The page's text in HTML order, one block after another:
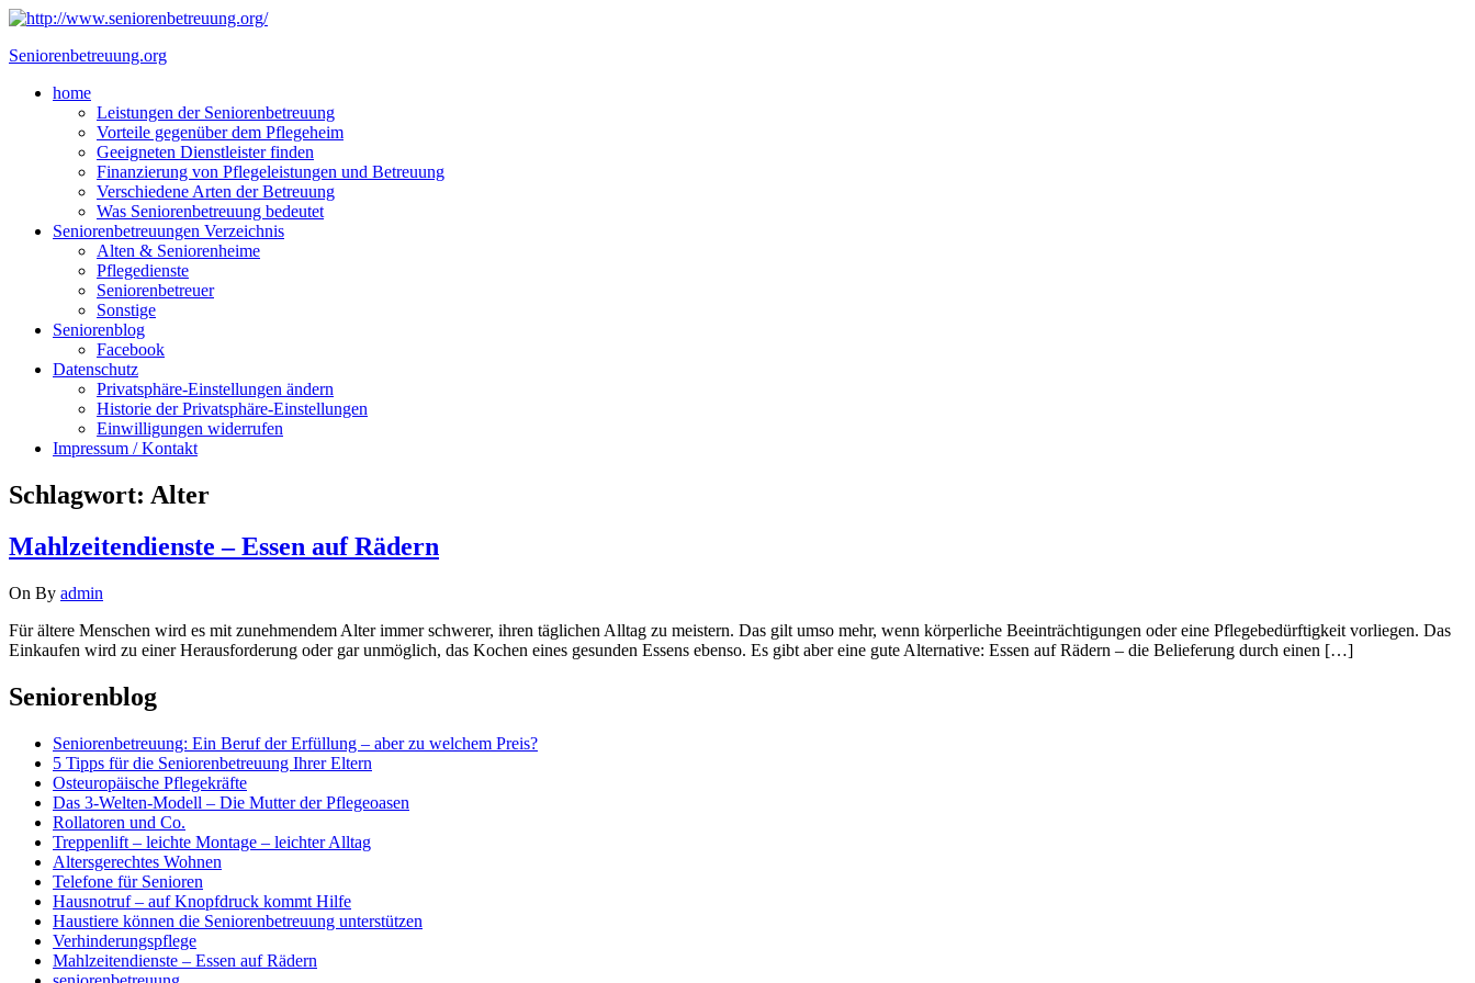
Skip
content
Seniorenbetreuung.org
Close
home
Leistungen der Seniorenbetreuung
Vorteile gegenüber dem Pflegeheim
Geeigneten Dienstleister finden
Finanzierung von Pflegeleistungen und Betreuung
Verschiedene Arten der Betreuung
Was Seniorenbetreuung bedeutet
Seniorenbetreuungen Verzeichnis
Alten & Seniorenheime
Pflegedienste
Seniorenbetreuer
Sonstige
Seniorenblog
Facebook
Datenschutz
Privatsphäre-Einstellungen ändern
Historie der Privatsphäre-Einstellungen
Einwilligungen widerrufen
Impressum / Kontakt
Schlagwort: Alter
Mahlzeitendienste – Essen auf Rädern
On By admin
Für ältere Menschen wird es mit zunehmendem Alter immer schwerer, ihren täglichen Alltag zu meistern. Das gilt umso mehr, wenn körperliche Beeinträchtigungen oder eine Pflegebedürftigkeit vorliegen. Das
Einkaufen wird zu einer Herausforderung oder gar unmöglich, das Kochen eines gesunden Essens ebenso. Es gibt aber eine gute Alternative: Essen auf Rädern – die Belieferung durch einen […]
Seniorenblog
Seniorenbetreuung: Ein Beruf der Erfüllung – aber zu welchem Preis?
5 Tipps für die Seniorenbetreuung Ihrer Eltern
Osteuropäische Pflegekräfte
Das 3-Welten-Modell – Die Mutter der Pflegeoasen
Rollatoren und Co.
Treppenlift – leichte Montage – leichter Alltag
Altersgerechtes Wohnen
Telefone für Senioren
Hausnotruf – auf Knopfdruck kommt Hilfe
Haustiere können die Seniorenbetreuung unterstützen
Verhinderungspflege
Mahlzeitendienste – Essen auf Rädern